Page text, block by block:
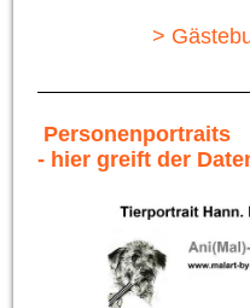
> Gästebuch
- hier greift der